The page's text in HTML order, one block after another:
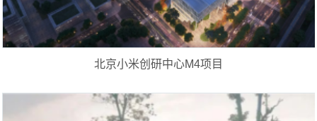
北京小米创研中心M4项目